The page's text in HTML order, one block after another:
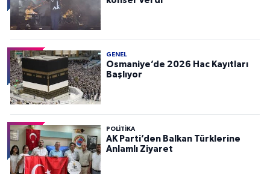
GENEL
Osmaniye’de 2026 Hac Kayıtları
Başlıyor
POLITIKA
AK Parti’den Balkan Türklerine
Anlamlı Ziyaret